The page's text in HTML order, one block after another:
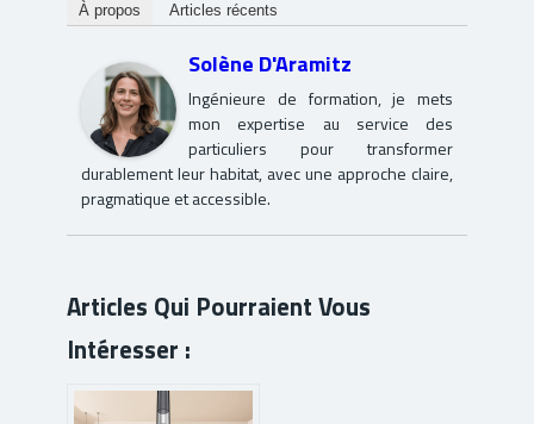
À propos Articles récents
Solène D'Aramitz
Ingénieure de formation, je mets
mon expertise au service des
particuliers pour transformer
durablement leur habitat, avec une approche claire,
pragmatique et accessible.
Articles Qui Pourraient Vous
Intéresser :